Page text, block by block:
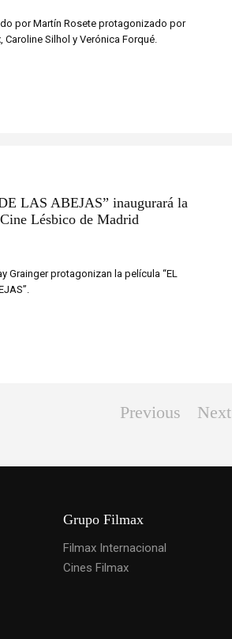
por Martín Rosete protagonizado por
Caroline Silhol y Verónica Forqué.
LAS ABEJAS” inaugurará la
Lésbico de Madrid
Grainger protagonizan la película “EL
Previous Next
Grupo Filmax
Filmax Internacional
Cines Filmax